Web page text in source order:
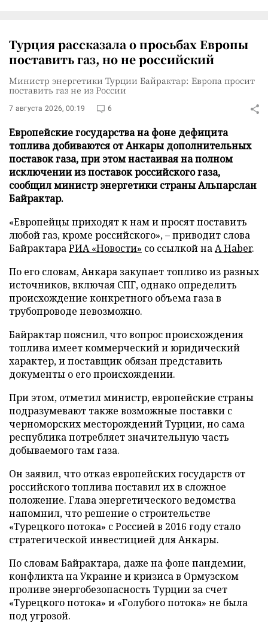
Турция рассказала о просьбах Европы
поставить газ, но не российский
Министр энергетики Турции Байрактар: Европа просит
поставить газ не из России
7 августа 2026, 00:19 6
Европейские государства на фоне дефицита
топлива добиваются от Анкары дополнительных
поставок газа, при этом настаивая на полном
исключении из поставок российского газа,
сообщил министр энергетики страны Альпарслан
Байрактар.
«Европейцы приходят к нам и просят поставить
любой газ, кроме российского», – приводит слова
БайрактараРИА «Новости» со ссылкой наA Haber.
По его словам, Анкара закупает топливо из разных
источников, включая СПГ, однако определить
происхождение конкретного объема газа в
трубопроводе невозможно.
Байрактар пояснил, что вопрос происхождения
топлива имеет коммерческий и юридический
характер, и поставщик обязан представить
документы о его происхождении.
При этом, отметил министр, европейские страны
подразумевают также возможные поставки с
черноморских месторождений Турции, но сама
республика потребляет значительную часть
добываемого там газа.
Он заявил, что отказ европейских государств от
российского топлива поставил их в сложное
положение. Глава энергетического ведомства
напомнил, что решение о строительстве
«Турецкого потока» с Россией в 2016 году стало
стратегической инвестицией для Анкары.
По словам Байрактара, даже на фоне пандемии,
конфликта на Украине и кризиса в Ормузском
проливе энергобезопасность Турции за счет
«Турецкого потока» и «Голубого потока» не была
под угрозой.